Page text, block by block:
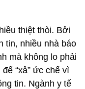
thiệt thòi. Bởi
tin, nhiều nhà báo
mà không lo phải
“xả” ức chế vì
tin. Ngành y tế